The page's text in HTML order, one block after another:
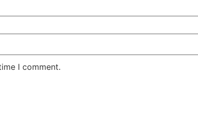
I comment.